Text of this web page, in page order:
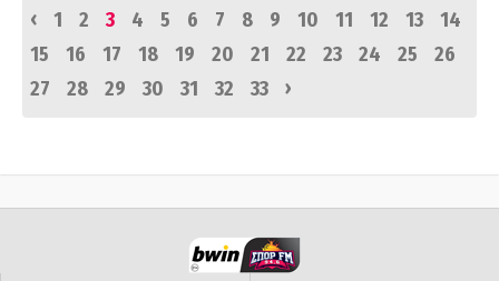
‹
1 2 3 4 5 6 7 8 9 10 11 12 13
14
15
16 17 18 19 20 21 22 23 24 25
26
27
28 29 30 31 32 33 ›